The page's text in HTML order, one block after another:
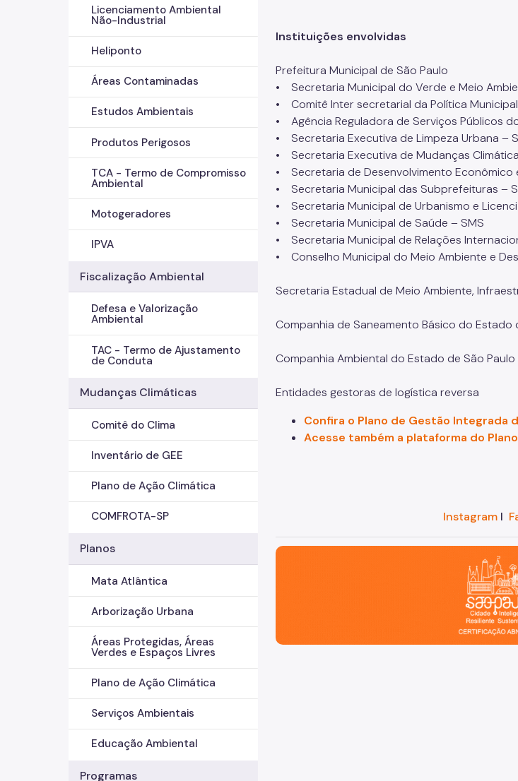
Licenciamento Ambiental
Não-Industrial
Heliponto
Áreas Contaminadas
Estudos Ambientais
Produtos Perigosos
TCA - Termo de Compromisso
Ambiental
Motogeradores
IPVA
Fiscalização Ambiental
Defesa e Valorização
Ambiental
TAC - Termo de Ajustamento
de Conduta
Mudanças Climáticas
Comitê do Clima
Inventário de GEE
Plano de Ação Climática
COMFROTA-SP
Planos
Mata Atlântica
Arborização Urbana
Áreas Protegidas, Áreas
Verdes e Espaços Livres
Plano de Ação Climática
Serviços Ambientais
Educação Ambiental
Programas
Instituições envolvidas
Prefeitura Municipal de São Paulo
• Secretaria Municipal do Verde e Meio
• Comitê Inter secretarial da Política
• Agência Reguladora de Serviços Públicos
• Secretaria Executiva de Limpeza Urbana –
• Secretaria Executiva de Mudanças
• Secretaria de Desenvolvimento Econômico
• Secretaria Municipal das Subprefeituras –
• Secretaria Municipal de Urbanismo e
• Secretaria Municipal de Saúde – SMS
• Secretaria Municipal de Relações
• Conselho Municipal do Meio Ambiente e
Secretaria Estadual de Meio Ambiente,
Companhia de Saneamento Básico do Estado
Companhia Ambiental do Estado de São Paulo
Entidades gestoras de logística reversa
Confira o Plano de Gestão Integrada
Acesse também a plataforma do
InstagramI
São Paulo, cidade inteligente, resiliente e